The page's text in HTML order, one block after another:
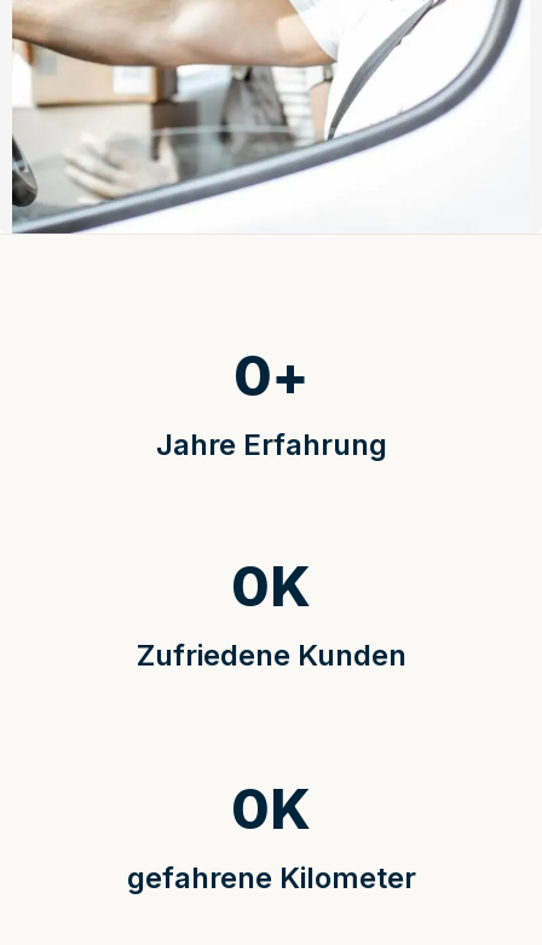
Jahre Erfahrung
0+
Zufriedene Kunden
0K
gefahrene Kilometer
0K